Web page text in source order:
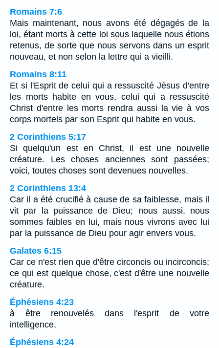
Romains 7:6
Mais maintenant, nous avons été dégagés de la
loi, étant morts à cette loi sous laquelle nous étions
retenus, de sorte que nous servons dans un esprit
nouveau, et non selon la lettre qui a vieilli.
Romains 8:11
Et si l'Esprit de celui qui a ressuscité Jésus d'entre
les morts habite en vous, celui qui a ressuscité
Christ d'entre les morts rendra aussi la vie à vos
corps mortels par son Esprit qui habite en vous.
2 Corinthiens 5:17
Si quelqu'un est en Christ, il est une nouvelle
créature. Les choses anciennes sont passées;
voici, toutes choses sont devenues nouvelles.
2 Corinthiens 13:4
Car il a été crucifié à cause de sa faiblesse, mais il
vit par la puissance de Dieu; nous aussi, nous
sommes faibles en lui, mais nous vivrons avec lui
par la puissance de Dieu pour agir envers vous.
Galates 6:15
Car ce n'est rien que d'être circoncis ou incirconcis;
ce qui est quelque chose, c'est d'être une nouvelle
créature.
Éphésiens 4:23
à être renouvelés dans l'esprit de votre
intelligence,
Éphésiens 4:24